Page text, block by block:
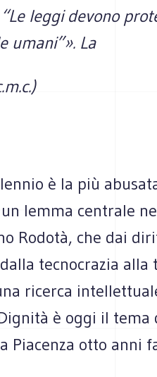
leggi devono
umani”». La
è la più
lemma centrale
Rodotà, che dai
tecnocrazia alla
ricerca
è oggi il tema
Piacenza otto anni